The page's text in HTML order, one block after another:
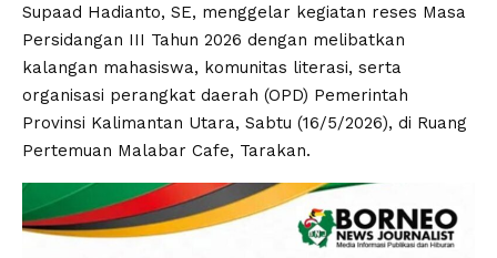
Supaad Hadianto, SE, menggelar kegiatan reses Masa
Persidangan III Tahun 2026 dengan melibatkan
kalangan mahasiswa, komunitas literasi, serta
organisasi perangkat daerah (OPD) Pemerintah
Provinsi Kalimantan Utara, Sabtu (16/5/2026), di Ruang
Pertemuan Malabar Cafe, Tarakan.